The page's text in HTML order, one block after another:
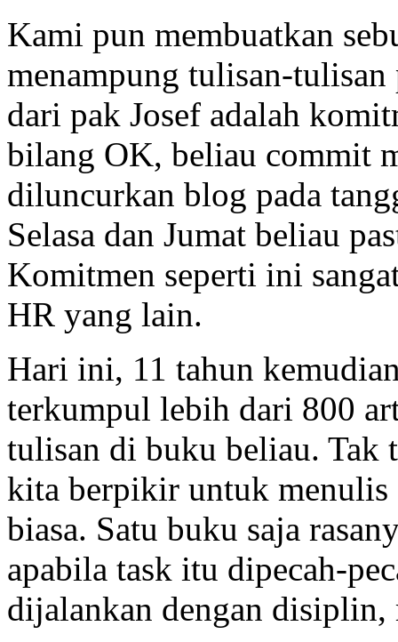
Kami pun membuatkan
menampung tulisan-tulisan
dari pak Josef adalah
bilang OK, beliau commit
diluncurkan blog pada
Selasa dan Jumat beliau
Komitmen seperti ini
HR yang lain.
Hari ini, 11 tahun
terkumpul lebih dari 800
tulisan di buku beliau. Tak
kita berpikir untuk
biasa. Satu buku saja
apabila task itu dipecah-
dijalankan dengan disiplin,